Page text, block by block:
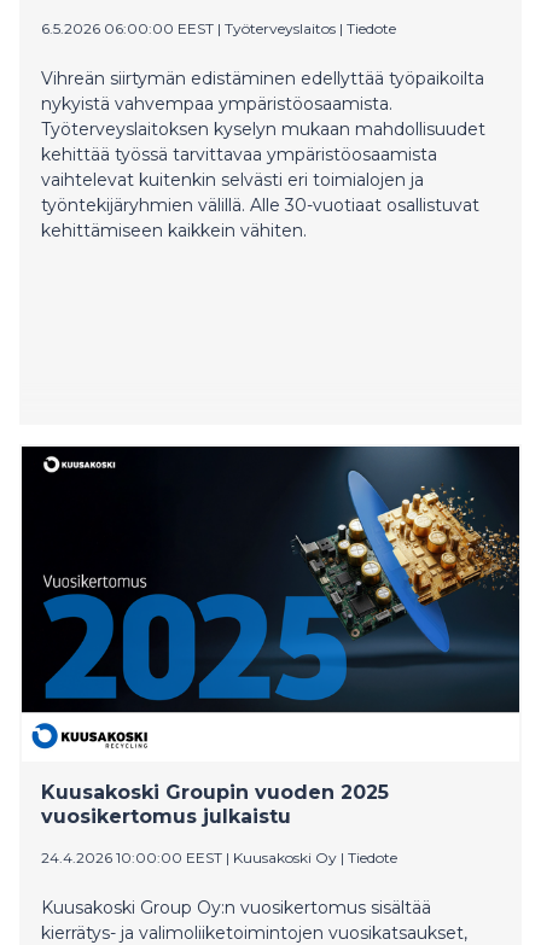
6.5.2026 06:00:00 EEST | Työterveyslaitos | Tiedote
Vihreän siirtymän edistäminen edellyttää työpaikoilta
nykyistä vahvempaa ympäristöosaamista.
Työterveyslaitoksen kyselyn mukaan mahdollisuudet
kehittää työssä tarvittavaa ympäristöosaamista
vaihtelevat kuitenkin selvästi eri toimialojen ja
työntekijäryhmien välillä. Alle 30-vuotiaat osallistuvat
kehittämiseen kaikkein vähiten.
Kuusakoski Groupin vuoden 2025
vuosikertomus julkaistu
24.4.2026 10:00:00 EEST | Kuusakoski Oy | Tiedote
Kuusakoski Group Oy:n vuosikertomus sisältää
kierrätys- ja valimoliiketoimintojen vuosikatsaukset,